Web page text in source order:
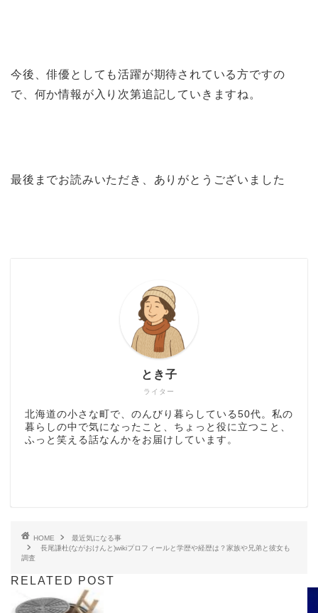
今後、俳優としても活躍が期待されている方ですの
で、何か情報が入り次第追記していきますね。
最後までお読みいただき、ありがとうございました
ライター
とき子
北海道の小さな町で、のんびり暮らしている50代。私の
暮らしの中で気になったこと、ちょっと役に立つこと、
ふっと笑える話なんかをお届けしています。
HOME
最近気になる事
長尾謙杜(ながおけんと)wikiプロフィールと学歴や経歴は？家族や兄弟と彼女も
調査
RELATED POST